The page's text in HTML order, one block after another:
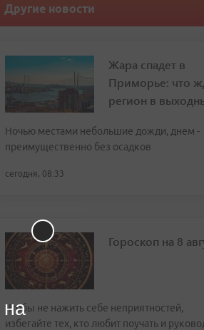
Другие новости
Жара спадет в
Приморье: что
регион в
Ночью местами небольшие дожди, днем -
преимущественно без осадков
сегодня, 08:33
Гороскоп на 8
Чтобы не нажить себе неприятностей,
избегайте тех, кто любит поучать и